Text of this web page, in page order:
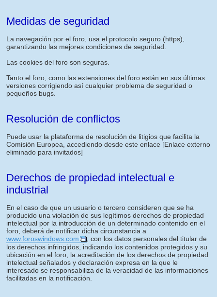
Medidas de seguridad
La navegación por el foro, usa el protocolo seguro (https),
garantizando las mejores condiciones de seguridad.
Las cookies del foro son seguras.
Tanto el foro, como las extensiones del foro están en sus últimas
versiones corrigiendo así cualquier problema de seguridad o
pequeños bugs.
Resolución de conflictos
Puede usar la plataforma de resolución de litigios que facilita la
Comisión Europea, accediendo desde este enlace [Enlace externo
eliminado para invitados]
Derechos de propiedad intelectual e
industrial
En el caso de que un usuario o tercero consideren que se ha
producido una violación de sus legítimos derechos de propiedad
intelectual por la introducción de un determinado contenido en el
foro, deberá de notificar dicha circunstancia a
www.foroswindows.com
, con los datos personales del titular de
los derechos infringidos, indicando los contenidos protegidos y su
ubicación en el foro, la acreditación de los derechos de propiedad
intelectual señalados y declaración expresa en la que le
interesado se responsabiliza de la veracidad de las informaciones
facilitadas en la notificación.